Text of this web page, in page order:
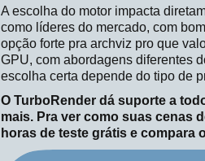
A escolha do motor impacta
como líderes do mercado, com
opção forte pra archviz pro que
GPU, com abordagens diferentes
escolha certa depende do tipo de
O TurboRender dá suporte a
mais. Pra ver como suas cenas
horas de teste grátis e compara